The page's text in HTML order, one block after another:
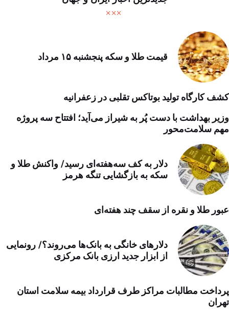
قیمت طلا و سکه پنجشنبه ۱۵ مرداد
کشف کارگاه تولید بوتاکس تقلبی در زعفرانیه
وزیر بهداشت با دست پُر به شیراز می‌آید؛ افتتاح سه پروژه
مهم سلامت‌محور
دلار به کف سه‌هفته‌ای رسید/ واکنش طلا و
سکه به بازگشایی تنگه هرمز
عبور طلا و نقره از سقف چند هفته‌ای
دلارهای خانگی به بانک‌ها می‌روند؟/ رونمایی
از ابزار جدید ارزی بانک مرکزی
پرداخت مطالبات مراکز طرف قرارداد بیمه سلامت استان
تهران